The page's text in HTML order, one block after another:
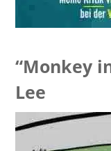
“Monkey
Lee